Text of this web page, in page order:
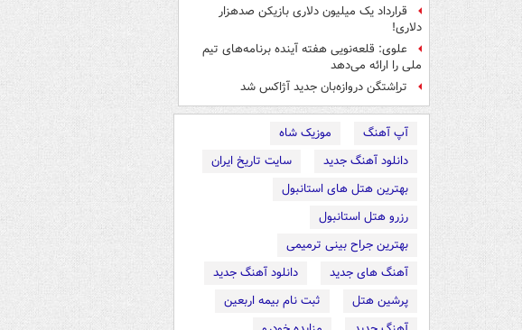
قرارداد یک میلیون دلاری بازیکن صدهزار
دلاری!
علوی: قلعه‌نویی هفته آینده برنامه‌های تیم
ملی را ارائه می‌دهد
تراِشتگن دروازه‌بان جدید آژاکس شد
آپ آهنگ
موزیک شاه
دانلود آهنگ جدید
سایت تاریخ ایران
بهترین هتل های استانبول
رزرو هتل استانبول
بهترین جراح بینی ترمیمی
آهنگ های جدید
دانلود آهنگ جدید
پرشین هتل
ثبت نام بیمه اربعین